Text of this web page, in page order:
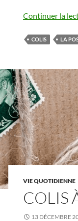
Continuer la
COLIS LA
VIE QUOTIDIENNE
COLIS
13 DÉCEMBRE